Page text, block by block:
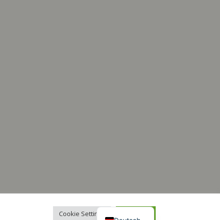
Cookie Settings